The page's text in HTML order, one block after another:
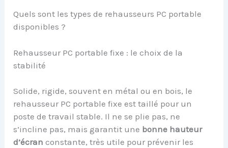
Quels sont les types de rehausseurs PC portable
disponibles ?
Rehausseur PC portable fixe : le choix de la
stabilité
Solide, rigide, souvent en métal ou en bois, le
rehausseur PC portable fixe est taillé pour un
poste de travail stable. Il ne se plie pas, ne
s’incline pas, mais garantit une bonne hauteur
d’écran constante, très utile pour prévenir les